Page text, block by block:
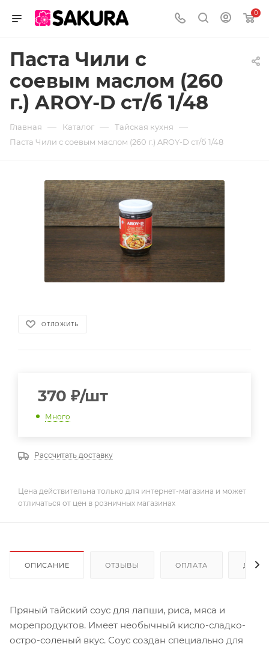
0
Паста Чили с
соевым маслом (260
г.) AROY-D ст/б 1/48
Главная — Каталог — Тайская кухня —
Паста Чили с соевым маслом (260 г.) AROY-D ст/б 1/48
ОТЛОЖИТЬ
370 ₽/шт
Много
Рассчитать доставку
Цена действительна только для интернет-магазина и может
отличаться от цен в розничных магазинах
ОПИСАНИЕ ОТЗЫВЫ ОПЛАТА
Пряный тайский соус для лапши, риса, мяса и
морепродуктов. Имеет необычный кисло-сладко-
остро-соленый вкус. Соус создан специально для